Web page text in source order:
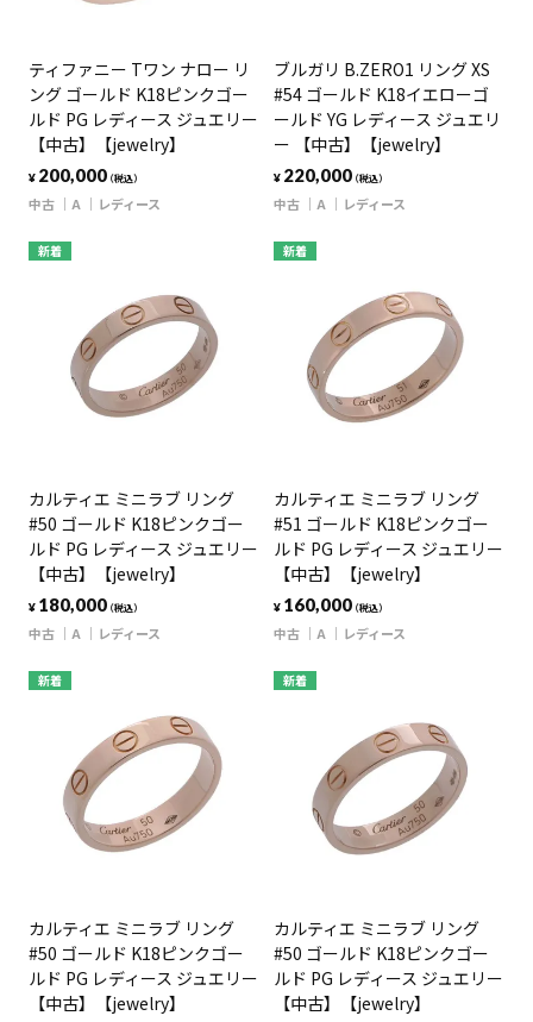
ティファニー Tワン ナロー リ
ング ゴールド K18ピンクゴー
ルド PG レディース ジュエリー
【中古】【jewelry】
¥ 200,000（税込）
中古 A レディース
ブルガリ B.ZERO1 リング XS
#54 ゴールド K18イエローゴ
ールド YG レディース ジュエリ
ー 【中古】【jewelry】
¥ 220,000（税込）
中古 A レディース
新着
カルティエ ミニラブ リング
#50 ゴールド K18ピンクゴー
ルド PG レディース ジュエリー
【中古】【jewelry】
¥ 180,000（税込）
中古 A レディース
新着
カルティエ ミニラブ リング
#51 ゴールド K18ピンクゴー
ルド PG レディース ジュエリー
【中古】【jewelry】
¥ 160,000（税込）
中古 A レディース
新着
カルティエ ミニラブ リング
#50 ゴールド K18ピンクゴー
ルド PG レディース ジュエリー
【中古】【jewelry】
新着
カルティエ ミニラブ リング
#50 ゴールド K18ピンクゴー
ルド PG レディース ジュエリー
【中古】【jewelry】